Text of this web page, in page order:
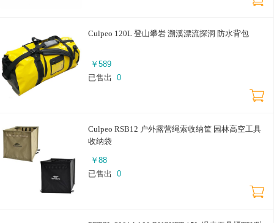
Culpeo 120L 登山攀岩 溯溪漂流探洞 防水背包
￥ 589
已售出
0
Culpeo RSB12 户外露营绳索收纳筐 园林高空工具
收纳袋
￥ 88
已售出
0